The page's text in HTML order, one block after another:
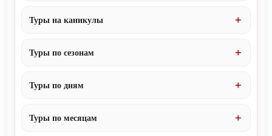
Туры на каникулы
Туры по сезонам
Туры по дням
Туры по месяцам